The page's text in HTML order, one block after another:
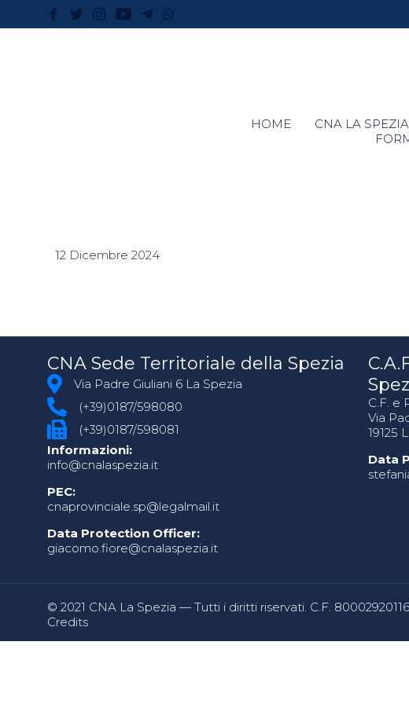
HOME CNA LA SPEZIA
12 Dicembre 2024
CNA Sede Territoriale della Spezia
Via Padre Giuliani 6 La Spezia
(+39)0187/598080
(+39)0187/598081
Informazioni:
info@cnalaspezia.it
PEC:
cnaprovinciale.sp@legalmail.it
Data Protection Officer:
giacomo.fiore@cnalaspezia.it
C.F. e
Via
19125
Data
© 2021 CNA La Spezia — Tutti i diritti riservati. C.F.
Credits